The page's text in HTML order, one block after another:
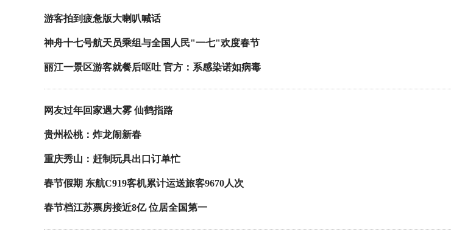
游客拍到疲惫版大喇叭喊话
神舟十七号航天员乘组与全国人民"一七"欢度春节
丽江一景区游客就餐后呕吐 官方：系感染诺如病毒
网友过年回家遇大雾 仙鹤指路
贵州松桃：炸龙闹新春
重庆秀山：赶制玩具出口订单忙
春节假期 东航C919客机累计运送旅客9670人次
春节档江苏票房接近8亿 位居全国第一